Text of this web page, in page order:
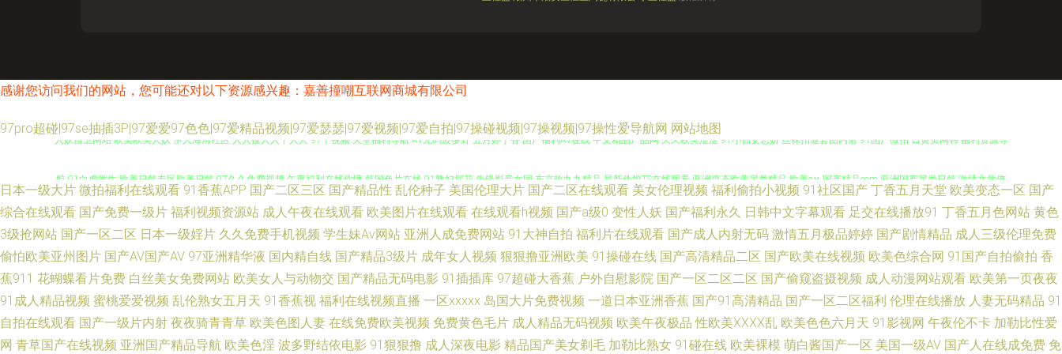
感谢您访问我们的网站，您可能还对以下资源感兴趣：嘉善撞嘲互联网商城有限公司
97pro超碰|97se抽插3P|97爱爱97色色|97爱精品视频|97爱瑟瑟|97爱视频|97爱自拍|97操碰视频|97操视频|97操性爱导航网 网站地图
人妖自卫网站 欧美欧美人妖 伊人海角社区 人人摸人人干人人 97干视频 天堂福利导航 AV无码波多野 五月婷丁香 国产福利AV在线 中文精品产品网 久久欧美涩涩 91小仙女思妍 丝袜扣逼套图内射 91国产微拍 日黄页网韩 福利资源导
去也婷婷 91蜜桃R18入口 日韩综合视频专区 国产在线ts 操日韩第一页 91豆花网页免费 探花在线少妇 海角在线入口女高 www国产精品com 影音先锋在线观看麻豆 天堂成人五区 91免费视频在线播放 亚洲精品五月婷婷 国模摸拍
白丝被艹 91n在线网页免费 男人天堂99操逼 99国产精品综合 91社1一24免费观看 中文字幕海角 日韩另类视屏 国产精品在线1 91黑料官网 91茄子有限公司 亚洲天堂免费AV 久久五月天丁香网 avtt草草草 亚国国产线路卡一 男人天
堂网站在线观看 成人1024视频 91白虎丝袜萝莉 欧美日韩第一色 精品无码a∨福利网 91网站免费 四虎精品免费在线观看 九草九在线 91制片网 亚洲入人妻 久久一区 91在线观看国产视频 影音先锋资源站婷婷 婷婷五月福利 久草网精
日本一级大片 微拍福利在线观看 91香蕉APP 国产二区三区 国产精品性 乱伦种子 美国伦理大片 国产二区在线观看 美女伦理视频 福利偷拍小视频 91社区国产 丁香五月天堂 欧美变态一区 国产
综合在线观看 国产免费一级片 福利视频资源站 成人午夜在线观看 欧美图片在线观看 在线观看h视频 国产a级0 变性人妖 国产福利永久 日韩中文字幕观看 足交在线播放91 丁香五月色网站 黄色
3级抢网站 国产一区二区 日本一级婬片 久久免费手机视频 学生妹Av网站 亚洲人成免费网站 91大神自拍 福利片在线观看 国产成人内射无码 激情五月极品婷婷 国产剧情精品 成人三级伦理免费
偷怕欧美亚州图片 国产AV国产AV 97亚洲精华液 国内精自线 国产精品3级片 成年女人视频 狠狠撸亚洲欧美 91操碰在线 国产高清精品二区 国产欧美在线视频 欧美色综合网 91国产自拍偷拍 香
蕉911 花蝴蝶看片免费 白丝美女免费网站 欧美女人与动物交 国产精品无码电影 91插插库 97超碰大香蕉 户外自慰影院 国产一区二区二区 国产偷窥盗摄视频 成人动漫网站观看 欧美第一页夜夜
91成人精品视频 蜜桃爱爱视频 乱伦熟女五月天 91香蕉视 福利在线视频直播 一区xxxxx 岛国大片免费视频 一道日本亚洲香蕉 国产91高清精品 国产一区二区福利 伦理在线播放 人妻无码精品 91
自拍在线观看 国产一级片内射 夜夜骑青青草 欧美色图人妻 在线免费欧美视频 免费黄色毛片 成人精品无码视频 欧美午夜极品 性欧美ⅩⅩⅩⅩ乱 欧美色色六月天 91影视网 午夜伦不卡 加勒比性爱
网 青草国产在线视频 亚洲国产精品导航 欧美色淫 波多野结依电影 91狠狠撸 成人深夜电影 精品国产美女剃毛 加勒比熟女 91碰在线 欧美裸模 萌白酱国产一区 美国一级AV 国产人在线成免费 免